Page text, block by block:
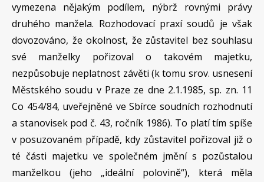
vymezena nějakým podílem, nýbrž rovnými právy
druhého manžela. Rozhodovací praxí soudů je však
dovozováno, že okolnost, že zůstavitel bez souhlasu
své manželky pořizoval o takovém majetku,
nezpůsobuje neplatnost závěti (k tomu srov. usnesení
Městského soudu v Praze ze dne 2.1.1985, sp. zn. 11
Co 454/84, uveřejněné ve Sbírce soudních rozhodnutí
a stanovisek pod č. 43, ročník 1986). To platí tím spíše
v posuzovaném případě, kdy zůstavitel pořizoval již o
té části majetku ve společném jmění s pozůstalou
manželkou (jeho „ideální polovině“), která měla